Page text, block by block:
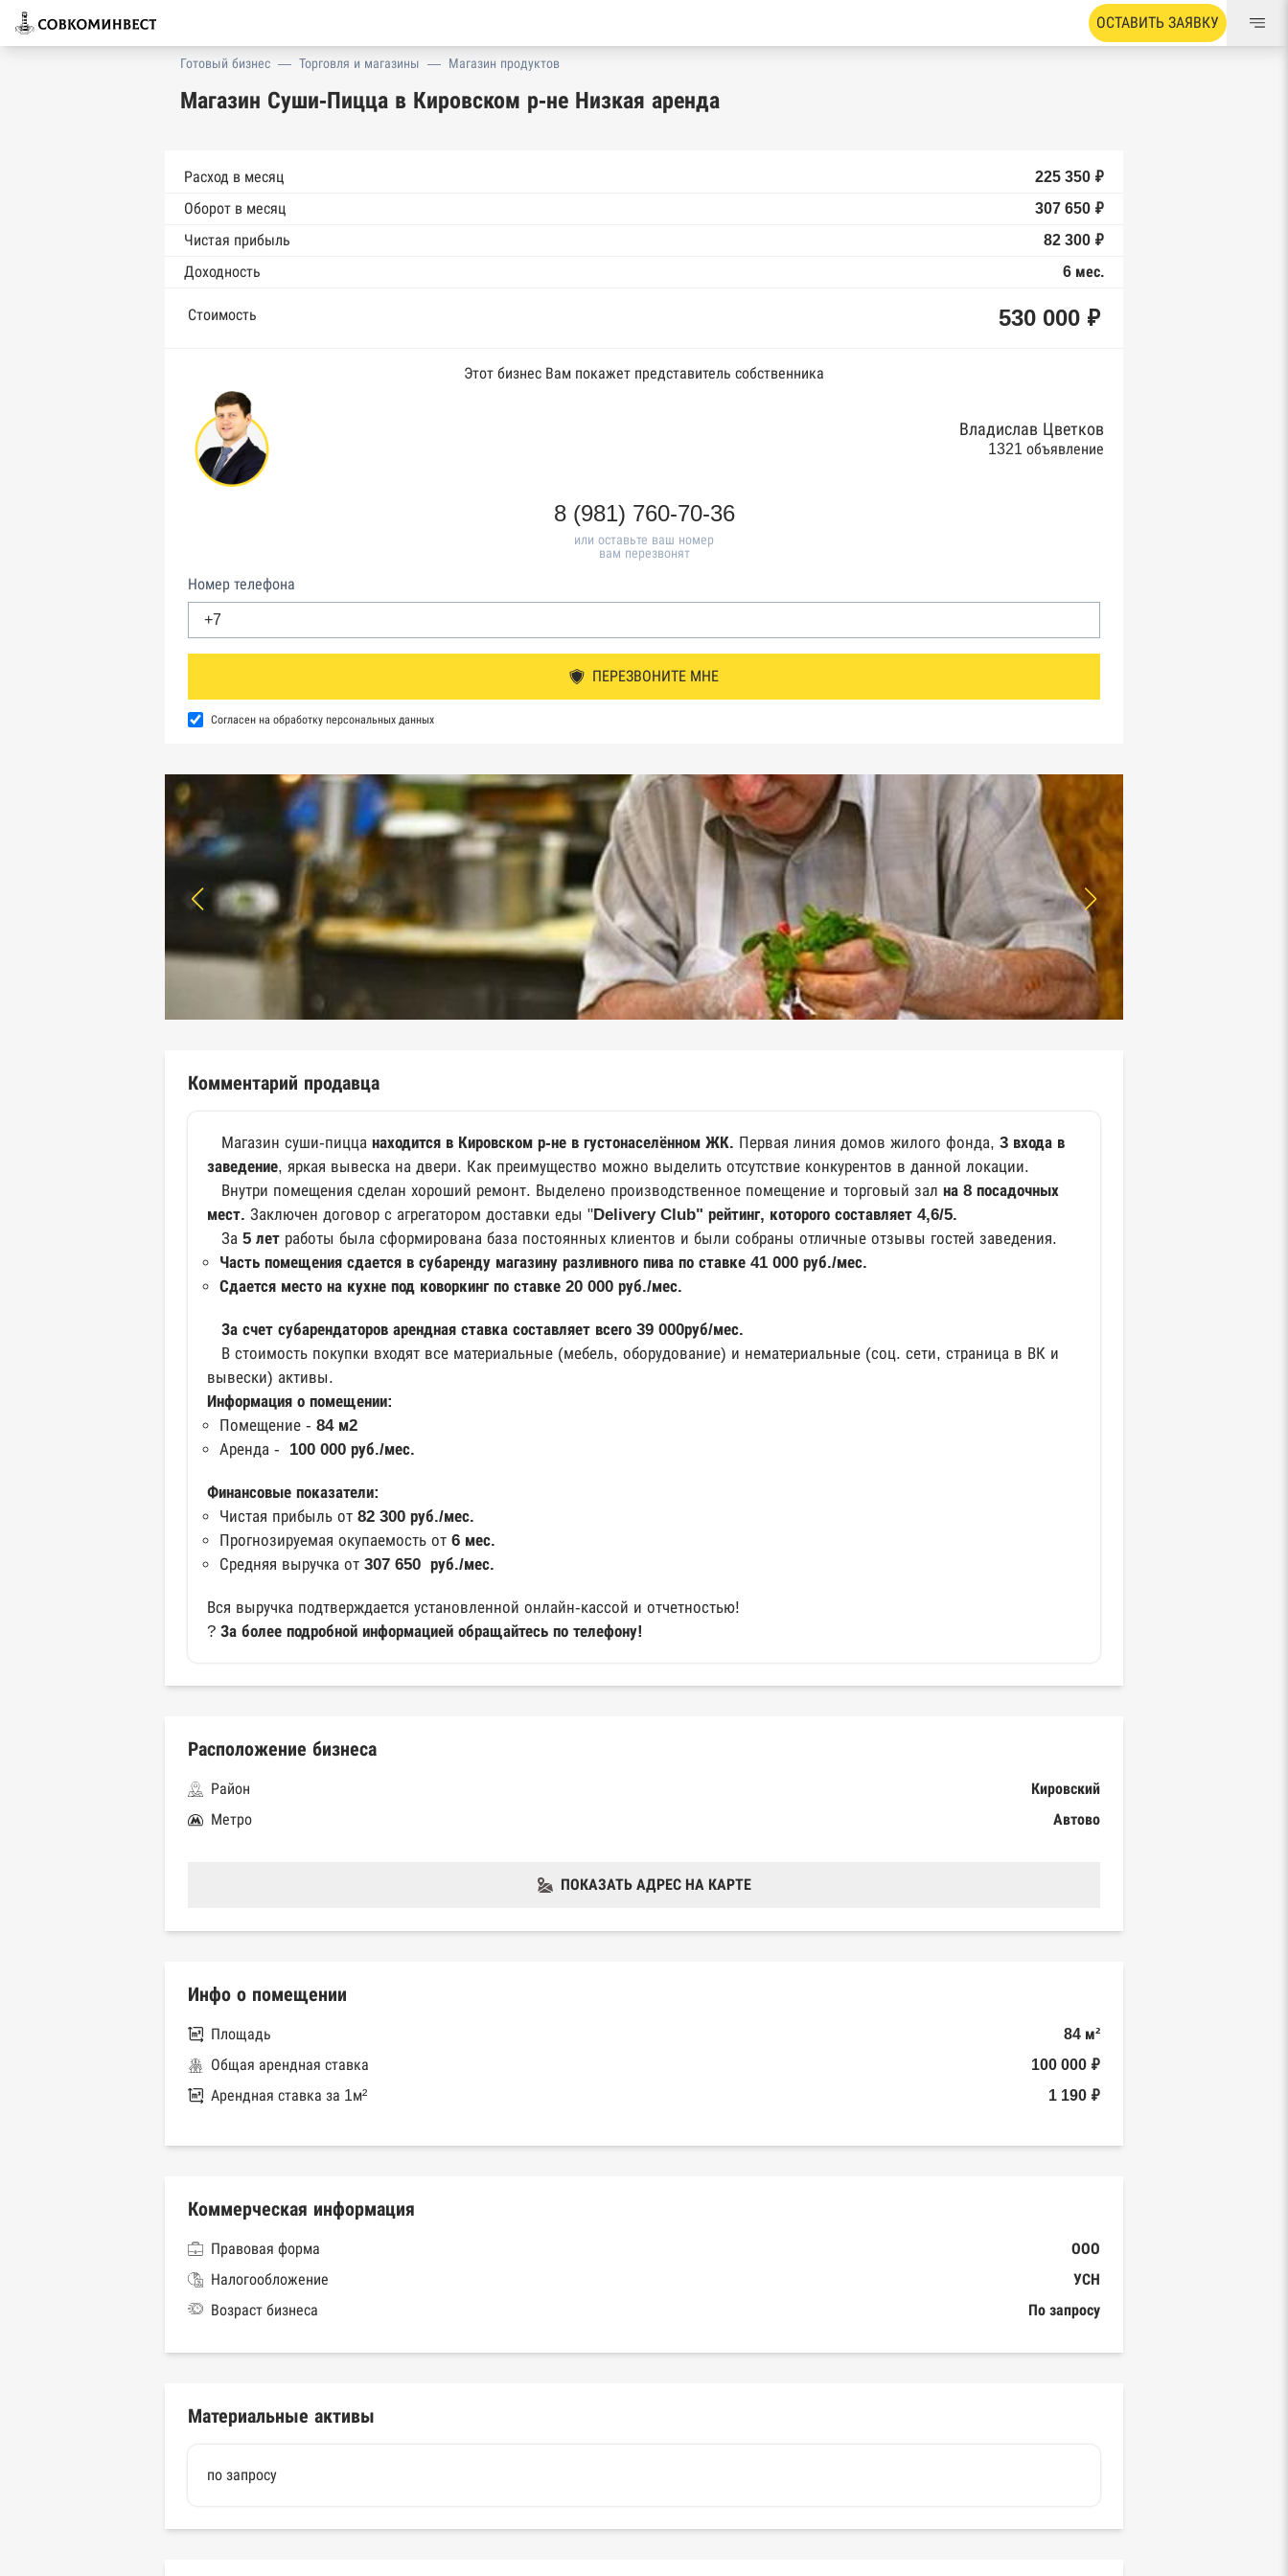
ОСТАВИТЬ ЗАЯВКУ
Готовый бизнес — Торговля и магазины — Магазин продуктов
Магазин Суши-Пицца в Кировском р-не Низкая аренда
Расход в месяц
225 350 ₽
Оборот в месяц
307 650 ₽
Чистая прибыль
82 300 ₽
Доходность
6 мес.
Стоимость 530 000 ₽
Этот бизнес Вам покажет представитель собственника
Владислав Цветков
1321 объявление
8 (981) 760-70-36
или оставьте ваш номер
вам перезвонят
Номер телефона
ПЕРЕЗВОНИТЕ МНЕ
Согласен на обработку персональных данных
Комментарий продавца
Магазин суши-пицца находится в Кировском р-не в густонаселённом ЖК. Первая линия домов жилого фонда, 3 входа в
заведение, яркая вывеска на двери. Как преимущество можно выделить отсутствие конкурентов в данной локации.
Внутри помещения сделан хороший ремонт. Выделено производственное помещение и торговый зал на 8 посадочных
мест. Заключен договор с агрегатором доставки еды "Delivery Club" рейтинг, которого составляет 4,6/5.
За 5 лет работы была сформирована база постоянных клиентов и были собраны отличные отзывы гостей заведения.
Часть помещения сдается в субаренду магазину разливного пива по ставке 41 000 руб./мес.
Сдается место на кухне под коворкинг по ставке 20 000 руб./мес.
За счет субарендаторов арендная ставка составляет всего 39 000руб/мес.
В стоимость покупки входят все материальные (мебель, оборудование) и нематериальные (соц. сети, страница в ВК и
вывески) активы.
Информация о помещении:
Помещение - 84 м2
Аренда - 100 000 руб./мес.
Финансовые показатели:
Чистая прибыль от 82 300 руб./мес.
Прогнозируемая окупаемость от 6 мес.
Средняя выручка от 307 650 руб./мес.
Вся выручка подтверждается установленной онлайн-кассой и отчетностью!
? За более подробной информацией обращайтесь по телефону!
Расположение бизнеса
Район
Кировский
Метро
Автово
ПОКАЗАТЬ АДРЕС НА КАРТЕ
Инфо о помещении
Площадь
84 м²
Общая арендная ставка
100 000 ₽
Арендная ставка за 1м²
1 190 ₽
Коммерческая информация
Правовая форма
ООО
Налогообложение
УСН
Возраст бизнеса
По запросу
Материальные активы
по запросу